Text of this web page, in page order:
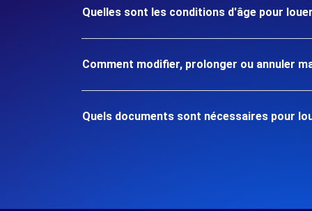
Quelles sont les conditions d'âge pour
Comment modifier, prolonger ou annuler
Quels documents sont nécessaires pour